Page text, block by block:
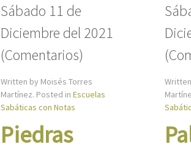
Sábado 11 de
Diciembre del 2021
(Comentarios)
Written by Moisés Torres
Martínez. Posted in Escuelas
Sabáticas con Notas
Piedras